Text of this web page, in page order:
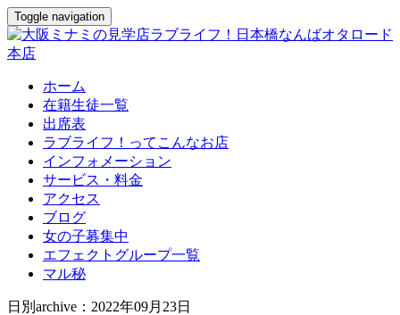
Toggle navigation
ホーム
在籍生徒一覧
出席表
ラブライフ！ってこんなお店
インフォメーション
サービス・料金
アクセス
ブログ
女の子募集中
エフェクトグループ一覧
マル秘
日別archive：2022年09月23日